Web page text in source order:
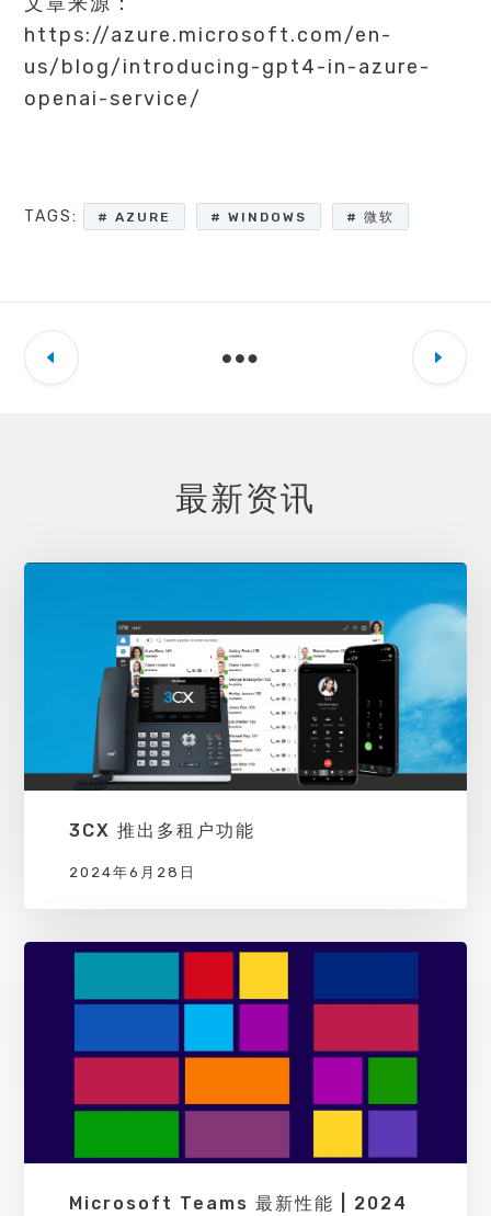
https://azure.microsoft.com/en-
us/blog/introducing-gpt4-in-azure-
openai-service/
TAGS: AZURE WINDOWS 微软
最新资讯
3CX 推出多租户功能
2024年6月28日
Microsoft Teams 最新性能 | 2024